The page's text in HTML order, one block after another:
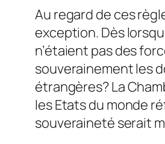
Au regard de ces
exception. Dès
n’étaient pas des
souverainement les
étrangères? La
les Etats du monde
souveraineté serait